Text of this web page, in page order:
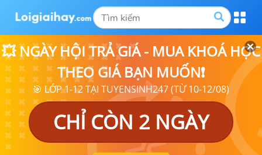
💥 NGÀY HỘI TRẢ GIÁ - MUA KHOÁ HỌC
THEO GIÁ BẠN MUỐN❗
🎯 LỚP 1-12 TẠI TUYENSINH247 (TỪ 10-12/08)
CHỈ CÒN 2 NGÀY